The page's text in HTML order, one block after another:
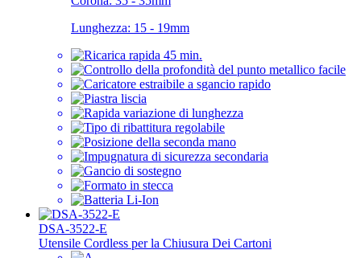
Lunghezza: 15 - 19mm
DSA-3522-E
Utensile Cordless per la Chiusura Dei Cartoni